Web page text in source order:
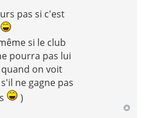
pas si c'est
si le club
pourra pas lui
on voit
ne gagne pas
)